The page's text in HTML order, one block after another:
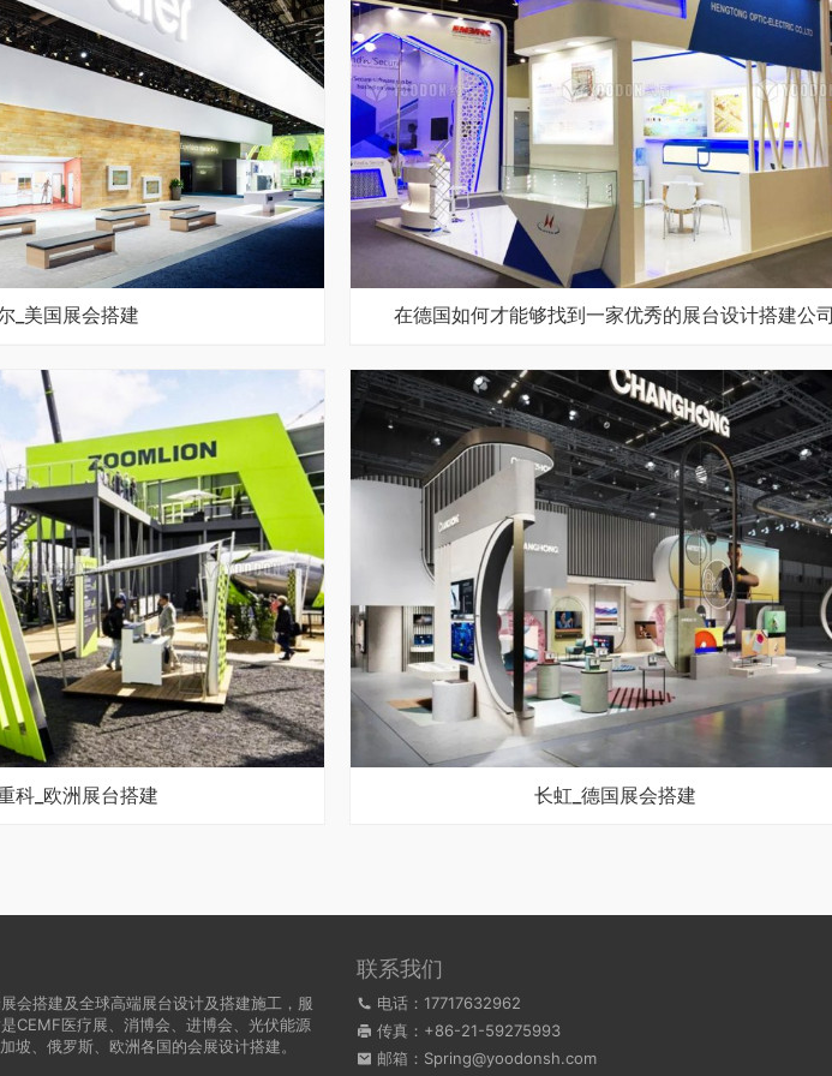
_美国展会搭建 在德国如何才能够找到一家优秀的展台设计搭建公
科_欧洲展台搭建 长虹_德国展会搭建
会搭建及全球高端展台设计及搭建施工，服
CEMF医疗展、消博会、进博会、光伏能源
坡、俄罗斯、欧洲各国的会展设计搭建。
联系我们
电话：17717632962
传真：+86-21-59275993
邮箱：Spring@yoodonsh.com